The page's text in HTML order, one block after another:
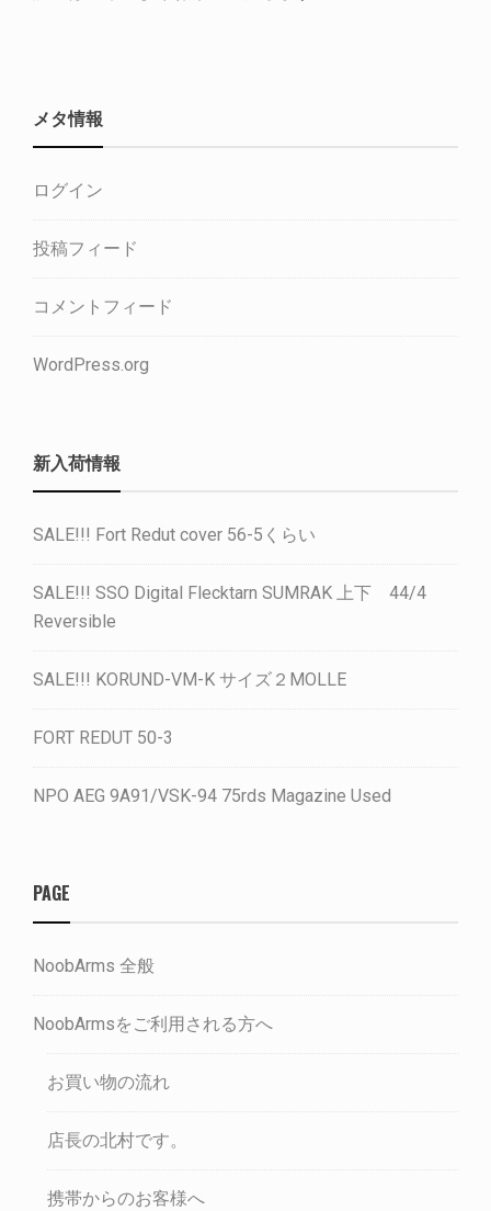
メタ情報
ログイン
投稿フィード
コメントフィード
WordPress.org
新入荷情報
SALE!!! Fort Redut cover 56-5くらい
SALE!!! SSO Digital Flecktarn SUMRAK 上下 44/4
Reversible
SALE!!! KORUND-VM-K サイズ２MOLLE
FORT REDUT 50-3
NPO AEG 9A91/VSK-94 75rds Magazine Used
PAGE
NoobArms 全般
NoobArmsをご利用される方へ
お買い物の流れ
店長の北村です。
携帯からのお客様へ